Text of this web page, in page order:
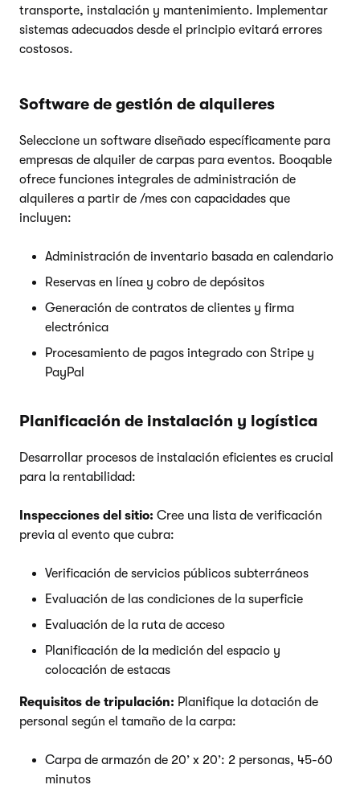
transporte, instalación y mantenimiento. Implementar
sistemas adecuados desde el principio evitará errores
costosos.
Software de gestión de alquileres
Seleccione un software diseñado específicamente para
empresas de alquiler de carpas para eventos. Booqable
ofrece funciones integrales de administración de
alquileres a partir de /mes con capacidades que
incluyen:
Administración de inventario basada en calendario
Reservas en línea y cobro de depósitos
Generación de contratos de clientes y firma
electrónica
Procesamiento de pagos integrado con Stripe y
PayPal
Planificación de instalación y logística
Desarrollar procesos de instalación eficientes es crucial
para la rentabilidad:
Inspecciones del sitio: Cree una lista de verificación
previa al evento que cubra:
Verificación de servicios públicos subterráneos
Evaluación de las condiciones de la superficie
Evaluación de la ruta de acceso
Planificación de la medición del espacio y
colocación de estacas
Requisitos de tripulación: Planifique la dotación de
personal según el tamaño de la carpa:
Carpa de armazón de 20’ x 20’: 2 personas, 45-60
minutos